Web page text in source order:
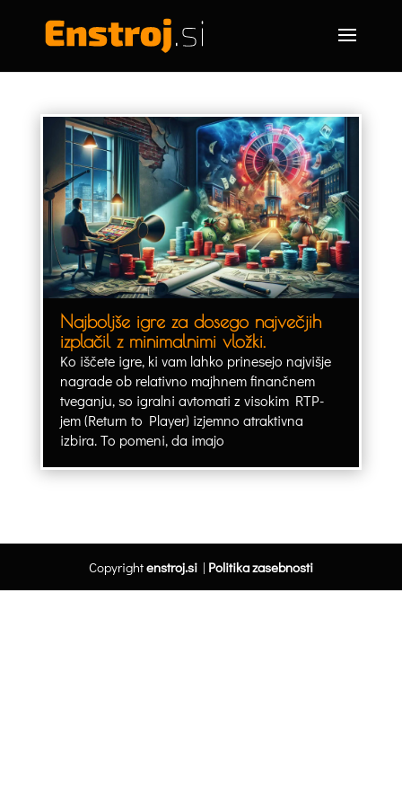
Najboljše igre za dosego največjih
izplačil z minimalnimi vložki.
Ko iščete igre, ki vam lahko prinesejo najvišje
nagrade ob relativno majhnem finančnem
tveganju, so igralni avtomati z visokim RTP-
jem (Return to Player) izjemno atraktivna
izbira. To pomeni, da imajo
Copyrightenstroj.si| Politika zasebnosti